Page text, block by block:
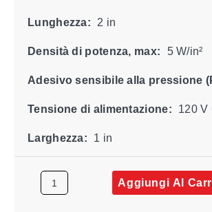
Lunghezza: 2 in
Densità di potenza, max: 5 W/in²
Adesivo sensibile alla pressione
Tensione di alimentazione: 120 V
Larghezza: 1 in
Aggiungi Al